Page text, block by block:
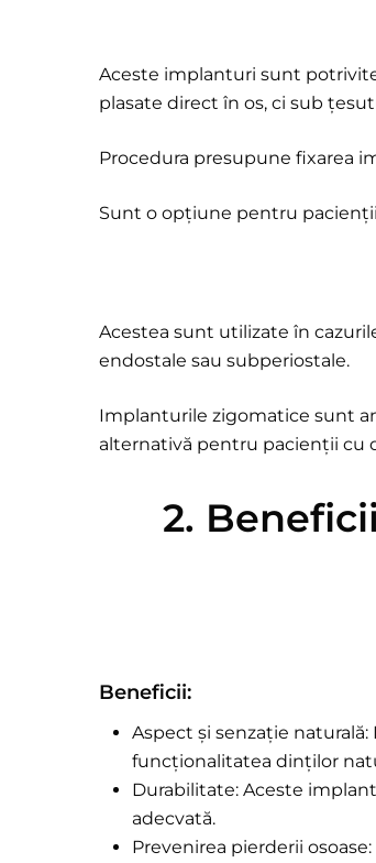
Aceste implanturi sunt
plasate direct în os, ci sub
Procedura presupune fixarea
Sunt o opțiune pentru
Acestea sunt utilizate în
endostale sau subperiostale.
Implanturile zigomatice sunt
alternativă pentru pacienții cu
2.
Beneficii:
Aspect și senzație naturală:
funcționalitatea dinților
Durabilitate: Aceste
adecvată.
Prevenirea pierderii osoase